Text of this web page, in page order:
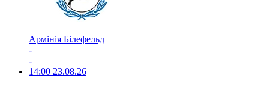
Армінія Білефельд
-
-
14:00 23.08.26